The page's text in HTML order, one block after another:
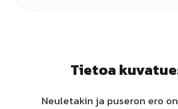
Tietoa
Neuletakin ja puseron ero